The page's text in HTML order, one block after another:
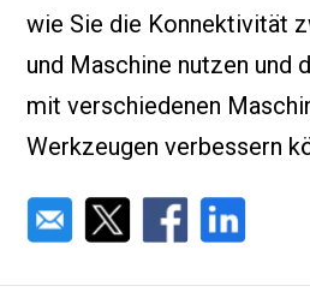
wie Sie die Konnektivität
und Maschine nutzen und
mit verschiedenen
Werkzeugen verbessern